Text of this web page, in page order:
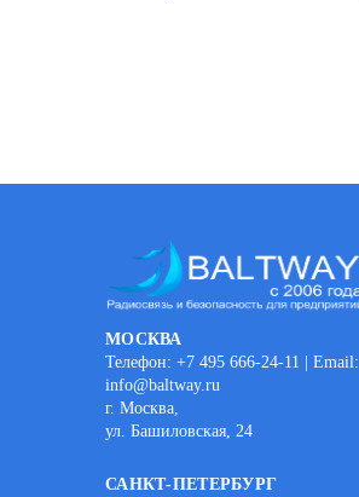
МОСКВА
Телефон: +7 495 666-24-11 | Email:
info@baltway.ru
г. Москва,
ул. Башиловская, 24
САНКТ-ПЕТЕРБУРГ